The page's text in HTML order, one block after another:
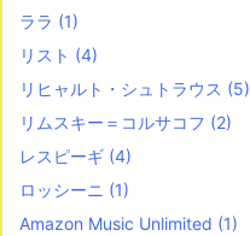
ララ (1)
リスト (4)
リヒャルト・シュトラウス (5)
リムスキー＝コルサコフ (2)
レスピーギ (4)
ロッシーニ (1)
Amazon Music Unlimited (1)